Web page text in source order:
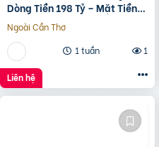
Dòng Tiền 198 Tỷ – Mặt Tiền
Đường 3/2, Trung Tâm Quận
10
Ngoài Cần Thơ
1 tuần
1
Liên hệ